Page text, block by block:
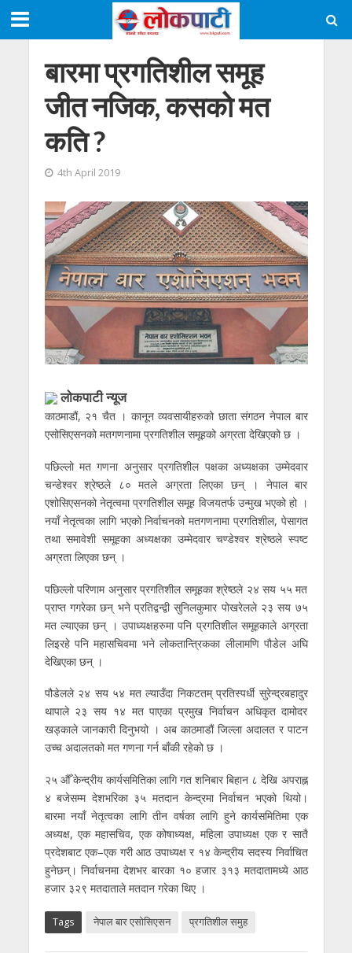
बारमा प्रगतिशील समूह
जीत नजिक, कसको मत
कति ?
4th April 2019
लाेकपाटी न्यूज
काठमाडौं, २१ चैत । कानून व्यवसायीहरुको छाता संगठन नेपाल बार
एसोसिएसनको मतगणनामा प्रगतिशील समूहको अग्रता देखिएको छ ।
पछिल्लो मत गणना अनुसार प्रगतिशील पक्षका अध्यक्षका उम्मेदवार
चन्डेश्वर श्रेष्ठले ८० मतले अग्रता लिएका छन् । नेपाल बार
एशोसिएसनको नेतृत्वमा प्रगतिशील समूह विजयतर्फ उन्मुख भएको हो ।
नयाँ नेतृत्वका लागि भएको निर्वाचनको मतगणनामा प्रगतिशील, पेसागत
तथा समावेशी समूहका अध्यक्षका उम्मेदवार चण्डेश्वर श्रेष्ठले स्पष्ट
अग्रता लिएका छन् ।
पछिल्लो परिणाम अनुसार प्रगतिशील समूहका श्रेष्ठले २४ सय ५५ मत
प्राप्त गगरेका छन् भने प्रतिद्वन्द्वी सुनिलकुमार पोखरेलले २३ सय ७५
मत ल्याएका छन् । उपाध्यक्षहरुमा पनि प्रगतिशील समूहकाले अग्रता
लिइरहे पनि महासचिवमा भने लोकतान्त्रिकका लीलामणि पौडेल अघि
देखिएका छन् ।
पौडेलले २४ सय ५४ मत ल्याउँदा निकटतम् प्रतिस्पर्धी सुरेन्द्रबहादुर
थापाले २३ सय १४ मत पाएका प्रमुख निर्वाचन अधिकृत दामोदर
खड्काले जानकारी दिनुभयो । अब काठमाडौं जिल्ला अदालत र पाटन
उच्च अदालतको मत गणना गर्न बाँकी रहेको छ ।
२५ औँ केन्द्रीय कार्यसमितिका लागि गत शनिबार बिहान ८ देखि अपराह्न
४ बजेसम्म देशभरिका ३५ मतदान केन्द्रमा निर्वाचन भएको थियो।
बारमा नयाँ नेतृत्वका लागि तीन वर्षका लागि हुने कार्यसमितिमा एक
अध्यक्ष, एक महासचिव, एक कोषाध्यक्ष, महिला उपाध्यक्ष एक र सातै
प्रदेशबाट एक–एक गरी आठ उपाध्यक्ष र १४ केन्द्रीय सदस्य निर्वाचित
हुनेछन्। निर्वाचनमा देशभर बारका १० हजार ३१३ मतदातामध्ये आठ
हजार ३२९ मतदाताले मतदान गरेका थिए ।
Tags नेपाल बार एसोसिएसन प्रगतिशील समुह